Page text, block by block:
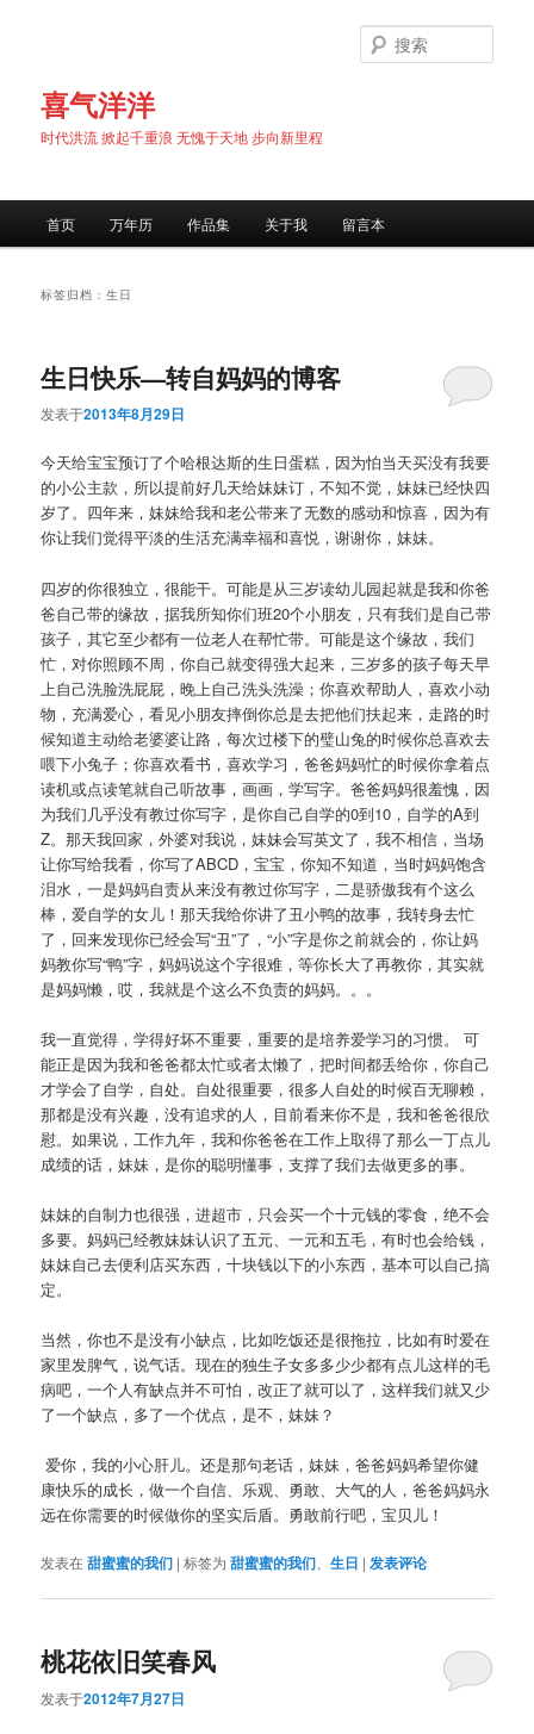
喜气洋洋
时代洪流 掀起千重浪 无愧于天地 步向新里程
索
首页 万年历 作品集 关于我 留言本
标签归档：生日
生日快乐—转自妈妈的博客
发表于2013年8月29日
今天给宝宝预订了个哈根达斯的生日蛋糕，因为怕当天买没有我要
的小公主款，所以提前好几天给妹妹订，不知不觉，妹妹已经快四
岁了。四年来，妹妹给我和老公带来了无数的感动和惊喜，因为有
你让我们觉得平淡的生活充满幸福和喜悦，谢谢你，妹妹。
四岁的你很独立，很能干。可能是从三岁读幼儿园起就是我和你爸
爸自己带的缘故，据我所知你们班20个小朋友，只有我们是自己带
孩子，其它至少都有一位老人在帮忙带。可能是这个缘故，我们
忙，对你照顾不周，你自己就变得强大起来，三岁多的孩子每天早
上自己洗脸洗屁屁，晚上自己洗头洗澡；你喜欢帮助人，喜欢小动
物，充满爱心，看见小朋友摔倒你总是去把他们扶起来，走路的时
候知道主动给老婆婆让路，每次过楼下的璧山兔的时候你总喜欢去
喂下小兔子；你喜欢看书，喜欢学习，爸爸妈妈忙的时候你拿着点
读机或点读笔就自己听故事，画画，学写字。爸爸妈妈很羞愧，因
为我们几乎没有教过你写字，是你自己自学的0到10，自学的A到
Z。那天我回家，外婆对我说，妹妹会写英文了，我不相信，当场
让你写给我看，你写了ABCD，宝宝，你知不知道，当时妈妈饱含
泪水，一是妈妈自责从来没有教过你写字，二是骄傲我有个这么
棒，爱自学的女儿！那天我给你讲了丑小鸭的故事，我转身去忙
了，回来发现你已经会写“丑”了，“小”字是你之前就会的，你让妈
妈教你写“鸭”字，妈妈说这个字很难，等你长大了再教你，其实就
是妈妈懒，哎，我就是个这么不负责的妈妈。。。
我一直觉得，学得好坏不重要，重要的是培养爱学习的习惯。 可
能正是因为我和爸爸都太忙或者太懒了，把时间都丢给你，你自己
才学会了自学，自处。自处很重要，很多人自处的时候百无聊赖，
那都是没有兴趣，没有追求的人，目前看来你不是，我和爸爸很欣
慰。如果说，工作九年，我和你爸爸在工作上取得了那么一丁点儿
成绩的话，妹妹，是你的聪明懂事，支撑了我们去做更多的事。
妹妹的自制力也很强，进超市，只会买一个十元钱的零食，绝不会
多要。妈妈已经教妹妹认识了五元、一元和五毛，有时也会给钱，
妹妹自己去便利店买东西，十块钱以下的小东西，基本可以自己搞
定。
当然，你也不是没有小缺点，比如吃饭还是很拖拉，比如有时爱在
家里发脾气，说气话。现在的独生子女多多少少都有点儿这样的毛
病吧，一个人有缺点并不可怕，改正了就可以了，这样我们就又少
了一个缺点，多了一个优点，是不，妹妹？
爱你，我的小心肝儿。还是那句老话，妹妹，爸爸妈妈希望你健
康快乐的成长，做一个自信、乐观、勇敢、大气的人，爸爸妈妈永
远在你需要的时候做你的坚实后盾。勇敢前行吧，宝贝儿！
发表在甜蜜蜜的我们 |标签为 甜蜜蜜的我们 、生日 | 发表评论
桃花依旧笑春风
发表于2012年7月27日